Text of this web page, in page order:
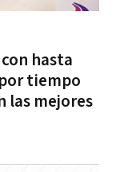
hasta
tiempo
las mejores